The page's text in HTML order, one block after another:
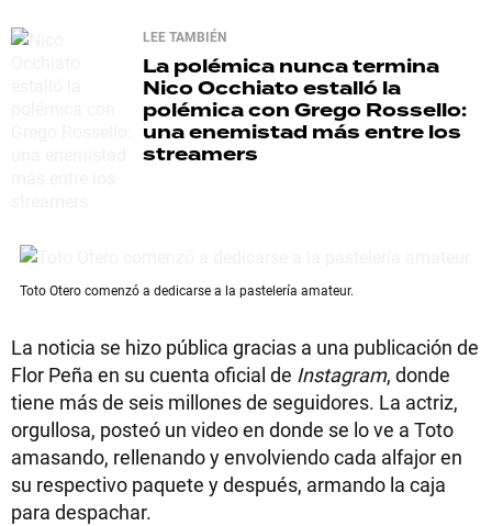
LEE TAMBIÉN
La polémica nunca termina
Nico Occhiato estalló la
polémica con Grego Rossello:
una enemistad más entre los
streamers
Toto Otero comenzó a dedicarse a la pastelería amateur.
La noticia se hizo pública gracias a una publicación de
Flor Peña en su cuenta oficial de Instagram, donde
tiene más de seis millones de seguidores. La actriz,
orgullosa, posteó un video en donde se lo ve a Toto
amasando, rellenando y envolviendo cada alfajor en
su respectivo paquete y después, armando la caja
para despachar.